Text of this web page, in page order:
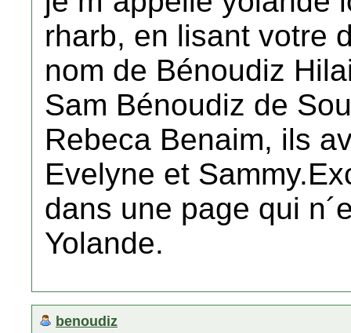
rharb, en lisant votre
nom de Bénoudiz
Sam Bénoudiz de
Rebeca Benaim, ils
Evelyne et
dans une page qui
Yolande.
benoudiz